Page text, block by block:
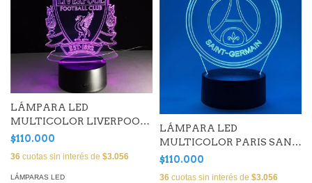
LÁMPARA LED
MULTICOLOR LIVERPOOL (
25 CM)
$110.000
36 cuotas sin interés de $3.056
LÁMPARAS LED
LÁMPARA LED
MULTICOLOR PARIS SANT
GERMAIN
$110.000
36 cuotas sin interés de $3.056